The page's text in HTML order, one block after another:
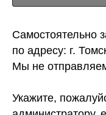
Самостоятельно
по адресу: г.
Мы не
Укажите,